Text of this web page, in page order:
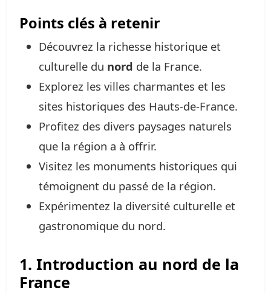
Points clés à retenir
Découvrez la richesse historique et
culturelle du nord de la France.
Explorez les villes charmantes et les
sites historiques des Hauts-de-France.
Profitez des divers paysages naturels
que la région a à offrir.
Visitez les monuments historiques qui
témoignent du passé de la région.
Expérimentez la diversité culturelle et
gastronomique du nord.
1. Introduction au nord de la
France